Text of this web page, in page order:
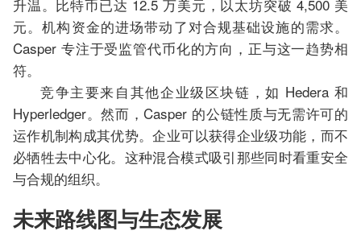
升温。比特币已达 12.5 万美元，以太坊突破 4,500 美
元。机构资金的进场带动了对合规基础设施的需求。
Casper 专注于受监管代币化的方向，正与这一趋势相
符。
竞争主要来自其他企业级区块链，如 Hedera 和
Hyperledger。然而，Casper 的公链性质与无需许可的
运作机制构成其优势。企业可以获得企业级功能，而不
必牺牲去中心化。这种混合模式吸引那些同时看重安全
与合规的组织。
未来路线图与生态发展